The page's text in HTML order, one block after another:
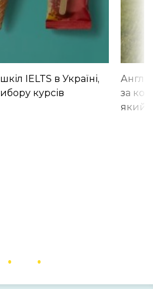
IELTS в Україні,
курсів
за
який